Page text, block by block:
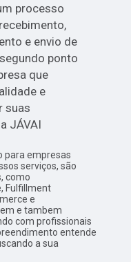
processo
e envio de
ponto
que
e
suas
JÁVAI
para empresas
serviços, são
como
Fulfillment
e
e tambem
com profissionais
entende
a sua